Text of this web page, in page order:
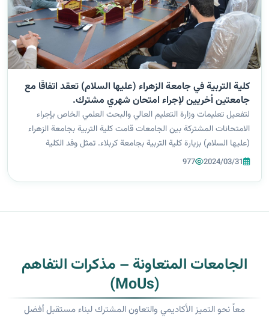
كلية التربية في جامعة الزهراء (عليها السلام) تعقد اتفاقًا مع
جامعتين أخريين لإجراء امتحان شهري مشترك.
لتفعيل تعليمات وزارة التعليم العالي والبحث العلمي الخاص بإجراء
الامتحانات المشتركة بين الجامعات قامت كلية التربية بجامعة الزهراء
(عليها السلام) بزيارة كلية التربية بجامعة كربلاء. تمثل وفد الكلية
بالسيدة العميدة أ.د. إيمان سمير بهية و رؤساء الأقسام وعدد من
2024/03/31
977
الجامعات المتعاونة – مذكرات التفاهم
(MoUs)
معاً نحو التميز الأكاديمي والتعاون المشترك لبناء مستقبل أفضل